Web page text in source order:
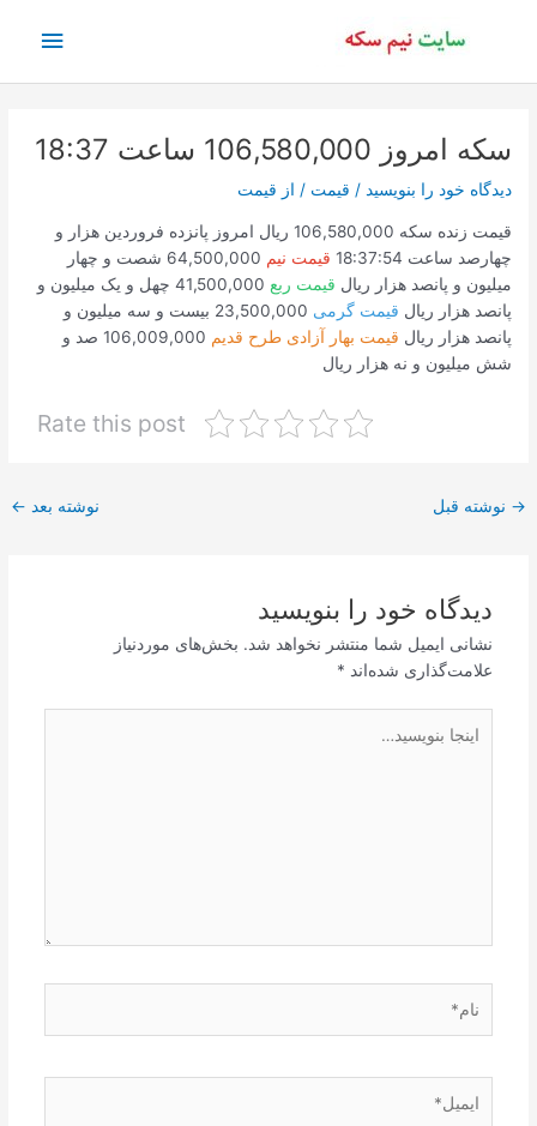
اصلی
سکه امروز 106,580,000 ساعت 18:37
دیدگاه‌ خود را بنویسید / قیمت / از قیمت
قیمت زنده سکه 106,580,000 ریال امروز پانزده فروردین هزار و
چهارصد ساعت 18:37:54
قیمت نیم
64,500,000 شصت و چهار
میلیون و پانصد هزار ریال قیمت ربع
41,500,000 چهل و یک میلیون و
پانصد هزار ریال قیمت گرمی
23,500,000 بیست و سه میلیون و
پانصد هزار ریال قیمت بهار آزادی طرح قدیم
106,009,000 صد و
شش میلیون و نه هزار ریال
Rate this post
پیمایش
→ نوشته قبل نوشته بعد ←
دیدگاه‌ خود را بنویسید
نشانی ایمیل شما منتشر نخواهد شد. بخش‌های موردنیاز
علامت‌گذاری شده‌اند *
بنویسید…